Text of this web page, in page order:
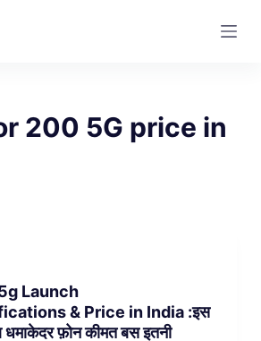
200 5G price in
Launch
& Price in India :इस
फ़ोन कीमत बस इतनी